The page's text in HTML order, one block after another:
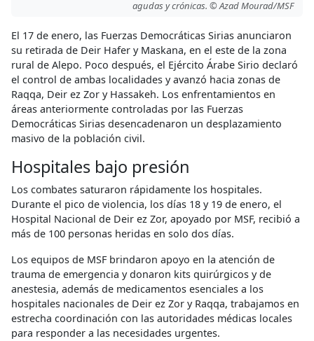
agudas y crónicas. © Azad Mourad/MSF
El 17 de enero, las Fuerzas Democráticas Sirias anunciaron
su retirada de Deir Hafer y Maskana, en el este de la zona
rural de Alepo. Poco después, el Ejército Árabe Sirio declaró
el control de ambas localidades y avanzó hacia zonas de
Raqqa, Deir ez Zor y Hassakeh. Los enfrentamientos en
áreas anteriormente controladas por las Fuerzas
Democráticas Sirias desencadenaron un desplazamiento
masivo de la población civil.
Hospitales bajo presión
Los combates saturaron rápidamente los hospitales.
Durante el pico de violencia, los días 18 y 19 de enero, el
Hospital Nacional de Deir ez Zor, apoyado por MSF, recibió a
más de 100 personas heridas en solo dos días.
Los equipos de MSF brindaron apoyo en la atención de
trauma de emergencia y donaron kits quirúrgicos y de
anestesia, además de medicamentos esenciales a los
hospitales nacionales de Deir ez Zor y Raqqa, trabajamos en
estrecha coordinación con las autoridades médicas locales
para responder a las necesidades urgentes.